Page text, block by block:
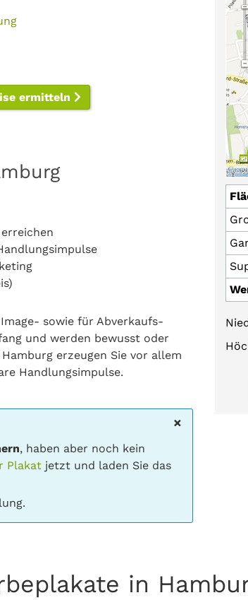
ermitteln
sowie für Abverkaufs-
und werden bewusst oder
erzeugen Sie vor allem
Handlungsimpulse.
×
, haben aber noch kein
Plakat jetzt und laden Sie das
in